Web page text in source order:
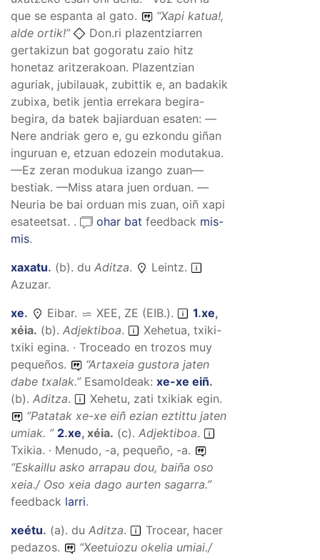
que se espanta al gato.
“Xapi katua!,
alde ortik!”
Don.ri plazentziarren
gertakizun bat gogoratu zaio hitz
honetaz aritzerakoan. Plazentzian
aguriak, jubilauak, zubittik e, an badakik
zubixa, betik jentia errekara begira-
begira, da batek bajiarduan esaten: —
Nere andriak gero e, gu ezkondu giñan
inguruan e, etzuan edozein modutakua.
—Ez zeran modukua izango zuan—
bestiak. —Miss atara juen orduan. —
Neuria be bai orduan mis zuan, oiñ xapi
esateetsat. .
ohar bat feedback mis-
mis.
xaxatu. (b). du Aditza.
Leintz.
Azuzar.
xe. Eibar. XEE, ZE (EIB.). 1.xe,
xéia. (b). Adjektiboa.
Xehetua, txiki-
txiki egina. · Troceado en trozos muy
pequeños.
“Artaxeia gustora jaten
dabe txalak.” Esamoldeak: xe-xe eiñ.
(b). Aditza.
Xehetu, zati txikiak egin.
“Patatak xe-xe eiñ ezian eztittu jaten
umiak. ” 2.xe, xéia. (c). Adjektiboa.
Txikia. · Menudo, -a, pequeño, -a.
“Eskaillu asko arrapau dou, baiña oso
xeia./ Oso xeia dago aurten sagarra.”
feedback larri.
xeétu. (a). du Aditza.
Trocear, hacer
pedazos.
“Xeetuiozu okelia umiai./